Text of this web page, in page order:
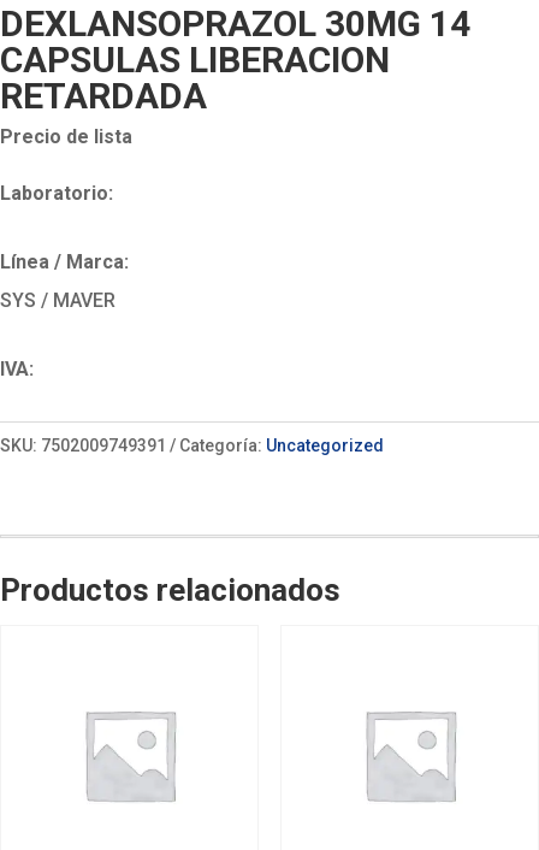
DEXLANSOPRAZOL 30MG 14
CAPSULAS LIBERACION
RETARDADA
Precio de lista
Laboratorio:
Línea / Marca:
SYS / MAVER
IVA:
SKU: 7502009749391 Categoría: Uncategorized
Productos relacionados